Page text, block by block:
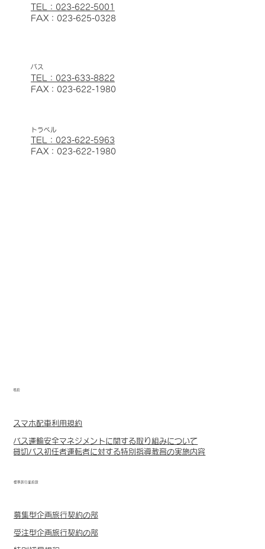
TEL：023-622-5001
FAX：023-625-0328
バス
TEL：023-633-8822
FAX：023-622-1980
トラベル
TEL：023-622-5963
FAX：023-622-1980
規約
スマホ配車利用規約
バス運輸安全マネジメントに関する取り組みについて
貸切バス初任者運転者に対する特別指導教育の実施内容
標準旅行業約款
募集型企画旅行契約の部
受注型企画旅行契約の部